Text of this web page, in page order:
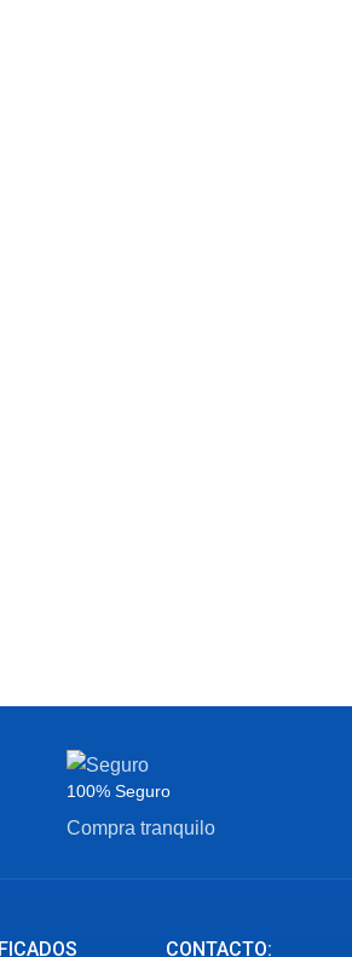
100% Seguro
Compra tranquilo
CONTACTO: